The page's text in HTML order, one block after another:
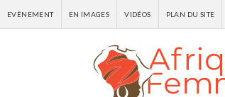
EVÈNEMENT EN IMAGES VIDÉOS PLAN DU SITE